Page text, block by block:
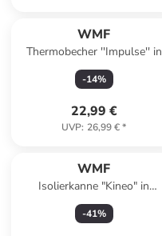
WMF
Thermobecher ''Impulse'' in
Anthrazit - 300 ml
-14%
22,99 €
UVP: 26,99 €*
WMF
Isolierkanne "Kineo" in
Anthrazit - 1 l
-41%